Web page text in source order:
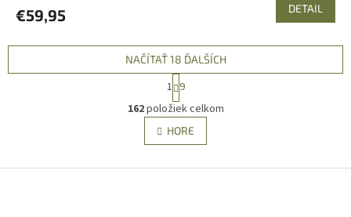
€59,95 DETAIL
O
v
l
á
NAČÍTAŤ 18 ĎALŠÍCH
S
t
r
á
n
k
v
1 9
162položiek celkom
HORE